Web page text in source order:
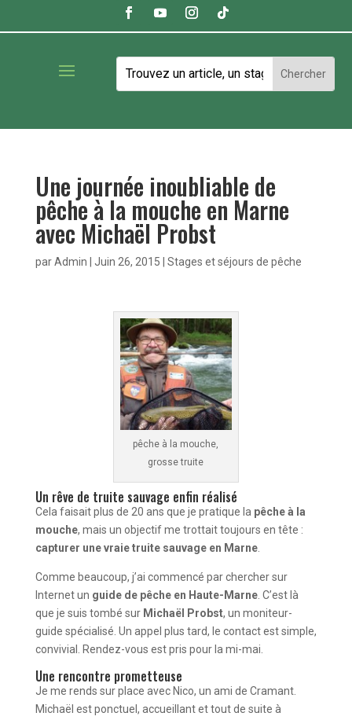
Une journée inoubliable de
pêche à la mouche en Marne
avec Michaël Probst
parAdmin Juin 26, 2015 Stages et séjours de pêche
pêche à la mouche,
grosse truite
Un rêve de truite sauvage enfin réalisé
Cela faisait plus de 20 ans que je pratique la pêche à la
mouche, mais un objectif me trottait toujours en tête :
capturer une vraie truite sauvage en Marne.
Comme beaucoup, j’ai commencé par chercher sur
Internet un guide de pêche en Haute-Marne. C’est là
que je suis tombé sur Michaël Probst, un moniteur-
guide spécialisé. Un appel plus tard, le contact est simple,
convivial. Rendez-vous est pris pour la mi-mai.
Une rencontre prometteuse
Je me rends sur place avec Nico, un ami de Cramant.
Michaël est ponctuel, accueillant et tout de suite à